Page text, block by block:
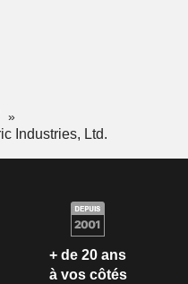
Industries, Ltd.
+ de 20 ans
à vos côtés